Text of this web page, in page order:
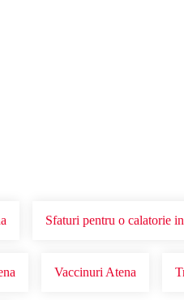
Sfaturi pentru o calatorie
Vaccinuri Atena